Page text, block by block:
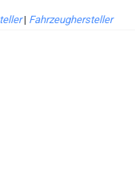
| Fahrzeughersteller